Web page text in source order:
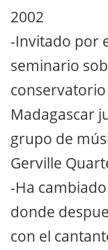
2002
-Invitado por
seminario
Madagascar
grupo de
Gerville
-Ha
donde
con el